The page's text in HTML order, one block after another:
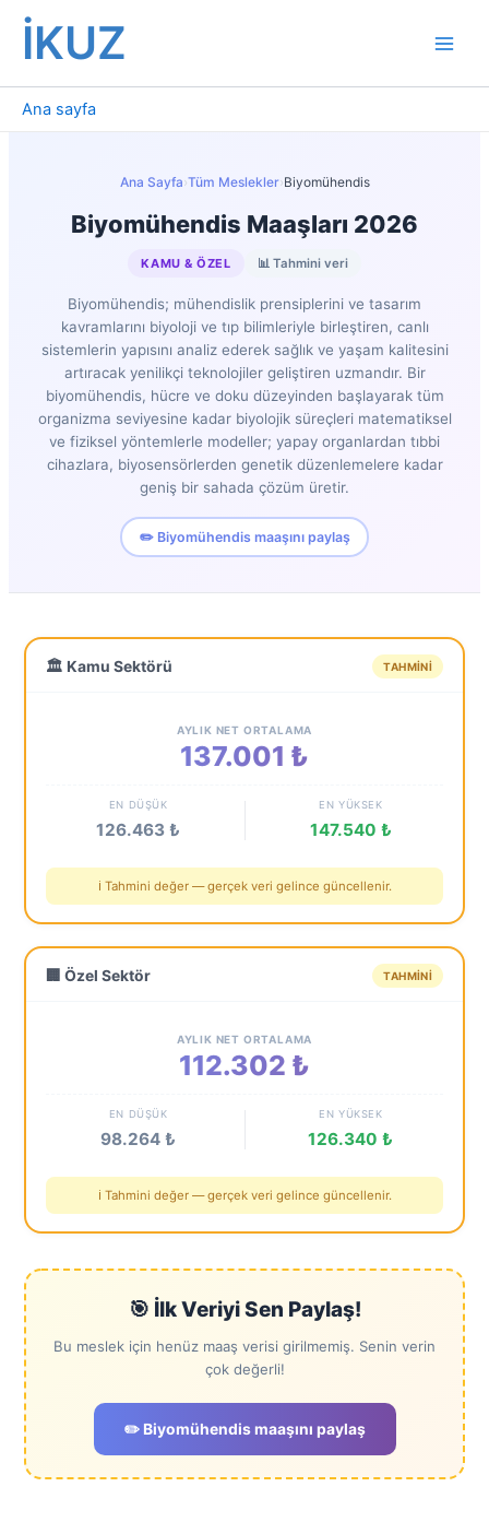
İçeriğe
İKUZ
Ana sayfa
Ana Sayfa›Tüm Meslekler›Biyomühendis
Biyomühendis Maaşları 2026
KAMU & ÖZEL 📊 Tahmini veri
Biyomühendis; mühendislik prensiplerini ve tasarım
kavramlarını biyoloji ve tıp bilimleriyle birleştiren, canlı
sistemlerin yapısını analiz ederek sağlık ve yaşam kalitesini
artıracak yenilikçi teknolojiler geliştiren uzmandır. Bir
biyomühendis, hücre ve doku düzeyinden başlayarak tüm
organizma seviyesine kadar biyolojik süreçleri matematiksel
ve fiziksel yöntemlerle modeller; yapay organlardan tıbbi
cihazlara, biyosensörlerden genetik düzenlemelere kadar
geniş bir sahada çözüm üretir.
✏️ Biyomühendis maaşını paylaş
🏛️ Kamu Sektörü TAHMINI
AYLIK NET ORTALAMA
137.001 ₺
EN DÜŞÜK
126.463 ₺
EN YÜKSEK
147.540 ₺
ℹ️ Tahmini değer — gerçek veri gelince güncellenir.
🏢 Özel Sektör TAHMINI
AYLIK NET ORTALAMA
112.302 ₺
EN DÜŞÜK
98.264 ₺
EN YÜKSEK
126.340 ₺
ℹ️ Tahmini değer — gerçek veri gelince güncellenir.
🎯 İlk Veriyi Sen Paylaş!
Bu meslek için henüz maaş verisi girilmemiş. Senin verin
çok değerli!
✏️ Biyomühendis maaşını paylaş